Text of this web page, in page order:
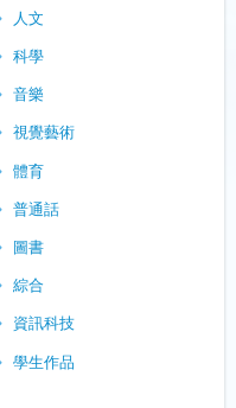
人文
科學
音樂
視覺藝術
體育
普通話
圖書
綜合
資訊科技
學生作品